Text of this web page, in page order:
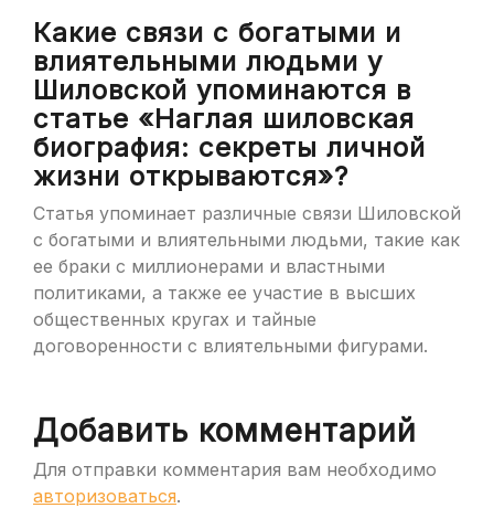
Какие связи с богатыми и
влиятельными людьми у
Шиловской упоминаются в
статье «Наглая шиловская
биография: секреты личной
жизни открываются»?
Статья упоминает различные связи Шиловской
с богатыми и влиятельными людьми, такие как
ее браки с миллионерами и властными
политиками, а также ее участие в высших
общественных кругах и тайные
договоренности с влиятельными фигурами.
Добавить комментарий
Для отправки комментария вам необходимо
авторизоваться.